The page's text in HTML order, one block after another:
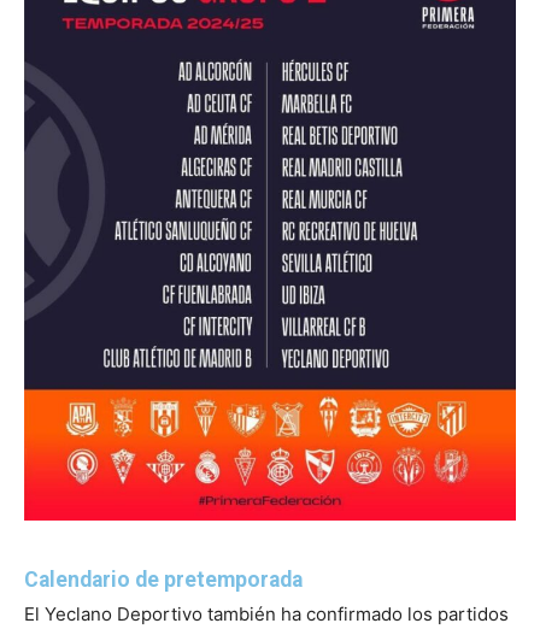
Calendario de pretemporada
El Yeclano Deportivo también ha confirmado los partidos